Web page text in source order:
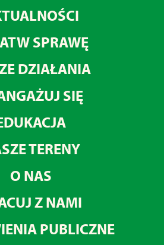
SPRAWĘ
DZIAŁANIA
SIĘ
TERENY
O NAS
Z NAMI
PUBLICZNE